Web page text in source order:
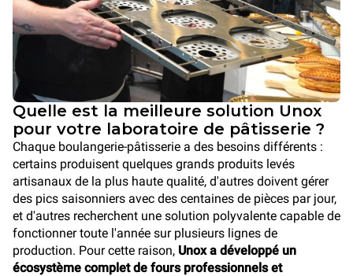
Quelle est la meilleure solution Unox
pour votre laboratoire de pâtisserie ?
Chaque boulangerie-pâtisserie a des besoins différents :
certains produisent quelques grands produits levés
artisanaux de la plus haute qualité, d'autres doivent gérer
des pics saisonniers avec des centaines de pièces par jour,
et d'autres recherchent une solution polyvalente capable de
fonctionner toute l'année sur plusieurs lignes de
production. Pour cette raison, Unox a développé un
écosystème complet de fours professionnels et